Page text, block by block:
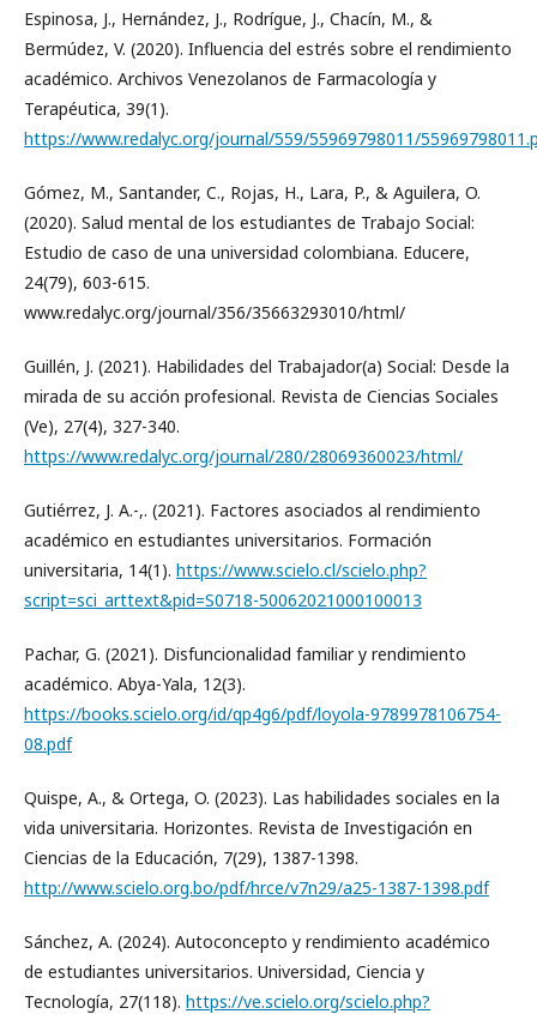
Espinosa, J., Hernández, J., Rodrígue, J., Chacín, M., &
Bermúdez, V. (2020). Influencia del estrés sobre el rendimiento
académico. Archivos Venezolanos de Farmacología y
Terapéutica, 39(1).
https://www.redalyc.org/journal/559/55969798011/
Gómez, M., Santander, C., Rojas, H., Lara, P., & Aguilera, O.
(2020). Salud mental de los estudiantes de Trabajo Social:
Estudio de caso de una universidad colombiana. Educere,
24(79), 603-615.
www.redalyc.org/journal/356/35663293010/html/
Guillén, J. (2021). Habilidades del Trabajador(a) Social: Desde la
mirada de su acción profesional. Revista de Ciencias Sociales
(Ve), 27(4), 327-340.
https://www.redalyc.org/journal/280/28069360023/html/
Gutiérrez, J. A.-,. (2021). Factores asociados al rendimiento
académico en estudiantes universitarios. Formación
universitaria, 14(1). https://www.scielo.cl/scielo.php?
script=sci_arttext&pid=S0718-50062021000100013
Pachar, G. (2021). Disfuncionalidad familiar y rendimiento
académico. Abya-Yala, 12(3).
https://books.scielo.org/id/qp4g6/pdf/loyola-9789978106754-
08.pdf
Quispe, A., & Ortega, O. (2023). Las habilidades sociales en la
vida universitaria. Horizontes. Revista de Investigación en
Ciencias de la Educación, 7(29), 1387-1398.
http://www.scielo.org.bo/pdf/hrce/v7n29/a25-1387-1398.pdf
Sánchez, A. (2024). Autoconcepto y rendimiento académico
de estudiantes universitarios. Universidad, Ciencia y
Tecnología, 27(118). https://ve.scielo.org/scielo.php?